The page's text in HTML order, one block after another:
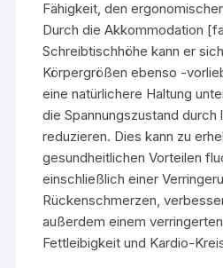
Fähigkeit, den
Durch die Akkommodation
Schreibtischhöhe kann er
Körpergrößen ebenso -
eine natürlichere Haltung
die Spannungszustand durch
reduzieren. Dies kann zu
gesundheitlichen Vorteilen
einschließlich einer
Rückenschmerzen,
außerdem einem
Fettleibigkeit und Kardio-